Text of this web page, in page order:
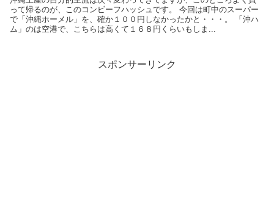
って帰るのが、このコンビーフハッシュです。 今回は町中のスーパー
で「沖縄ホーメル」を、確か１００円しなかったかと・・・。 「沖ハ
ム」のは空港で、こちらは高くて１６８円くらいもしま...
スポンサーリンク